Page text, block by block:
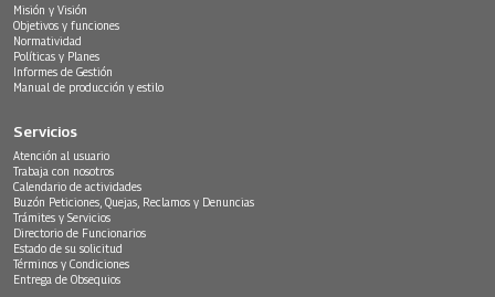
Misión y Visión
Objetivos y funciones
Normatividad
Políticas y Planes
Informes de Gestión
Manual de producción y estilo
Servicios
Atención al usuario
Trabaja con nosotros
Calendario de actividades
Buzón Peticiones, Quejas, Reclamos y Denuncias
Trámites y Servicios
Directorio de Funcionarios
Estado de su solicitud
Términos y Condiciones
Entrega de Obsequios